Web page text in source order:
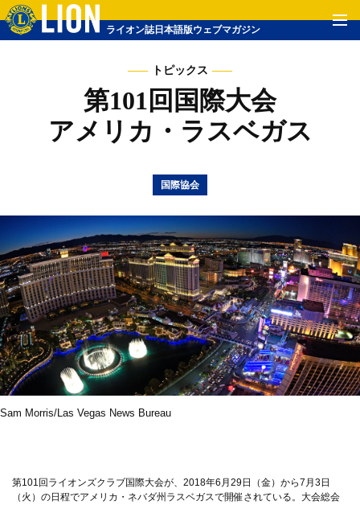
ライオン誌日本語版ウェブマガジン
トピックス
第101回国際大会
アメリカ・ラスベガス
国際協会
Sam Morris/Las Vegas News Bureau
第101回ライオンズクラブ国際大会が、2018年6月29日（金）から7月3日
（火）の日程でアメリカ・ネバダ州ラスベガスで開催されている。大会総会